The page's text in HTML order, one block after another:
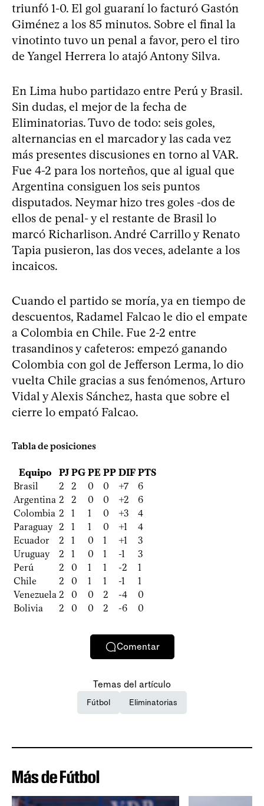
triunfó 1-0. El gol guaraní lo facturó Gastón
Giménez a los 85 minutos. Sobre el final la
vinotinto tuvo un penal a favor, pero el tiro
de Yangel Herrera lo atajó Antony Silva.
En Lima hubo partidazo entre Perú y Brasil.
Sin dudas, el mejor de la fecha de
Eliminatorias. Tuvo de todo: seis goles,
alternancias en el marcador y las cada vez
más presentes discusiones en torno al VAR.
Fue 4-2 para los norteños, que al igual que
Argentina consiguen los seis puntos
disputados. Neymar hizo tres goles -dos de
ellos de penal- y el restante de Brasil lo
marcó Richarlison. André Carrillo y Renato
Tapia pusieron, las dos veces, adelante a los
incaicos.
Cuando el partido se moría, ya en tiempo de
descuentos, Radamel Falcao le dio el empate
a Colombia en Chile. Fue 2-2 entre
trasandinos y cafeteros: empezó ganando
Colombia con gol de Jefferson Lerma, lo dio
vuelta Chile gracias a sus fenómenos, Arturo
Vidal y Alexis Sánchez, hasta que sobre el
cierre lo empató Falcao.
Tabla de posiciones
Equipo PJ PG PE PP DIF PTS
Brasil
2 2 0 0 +7
6
Argentina 2 2 0 0 +2
6
Colombia 2 1 1 0 +3
4
Paraguay 2 1 1 0 +1
4
Ecuador
2 1 0 1 +1
3
Uruguay
2 1 0 1 -1
3
Perú
2 0 1 1 -2
1
Chile
2 0 1 1 -1
1
Venezuela 2 0 0 2 -4
0
Bolivia
2 0 0 2 -6 0
Comentar
Temas del artículo
Fútbol Eliminatorias
Más de Fútbol